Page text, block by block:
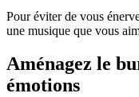
Pour éviter de vous
une musique que vous
Aménagez le
émotions